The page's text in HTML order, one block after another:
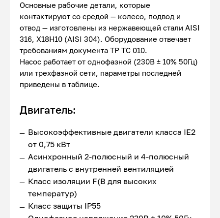
Основные рабочие детали, которые
контактируют со средой — колесо, подвод и
отвод — изготовлены из нержавеющей стали AISI
316, Х18Н10 (AISI 304). Оборудование отвечает
требованиям документа ТР ТС 010.
Насос работает от однофазной (230В ± 10% 50Гц)
или трехфазной сети, параметры последней
приведены в таблице.
Двигатель:
Высокоэффективные двигатели класса IE2
от 0,75 кВт
Асинхронный 2-полюсный и 4-полюсный
двигатель с внутренней вентиляцией
Класс изоляции F(В для высоких
температур)
Класс защиты IP55